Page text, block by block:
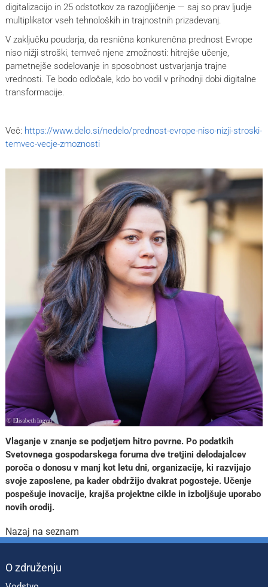
Vlaganje v znanje se podjetjem hitro povrne. Po podatkih
Svetovnega gospodarskega foruma dve tretjini delodajalcev
poroča o donosu v manj kot letu dni, organizacije, ki razvijajo
svoje zaposlene, pa kader obdržijo dvakrat pogosteje. Učenje
pospešuje inovacije, krajša projektne cikle in izboljšuje uporabo
novih orodij.
digitalizacijo in 25 odstotkov za razogljičenje — saj so prav ljudje
multiplikator vseh tehnoloških in trajnostnih prizadevanj.
V zaključku poudarja, da resnična konkurenčna prednost Evrope
niso nižji stroški, temveč njene zmožnosti: hitrejše učenje,
pametnejše sodelovanje in sposobnost ustvarjanja trajne
vrednosti. Te bodo odločale, kdo bo vodil v prihodnji dobi digitalne
transformacije.
Več: https://www.delo.si/nedelo/prednost-evrope-niso-nizji-stroski-
temvec-vecje-zmoznosti
Nazaj na seznam
O združenju